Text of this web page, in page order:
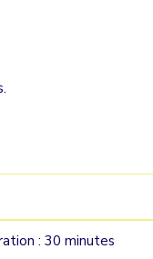
: 30 minutes